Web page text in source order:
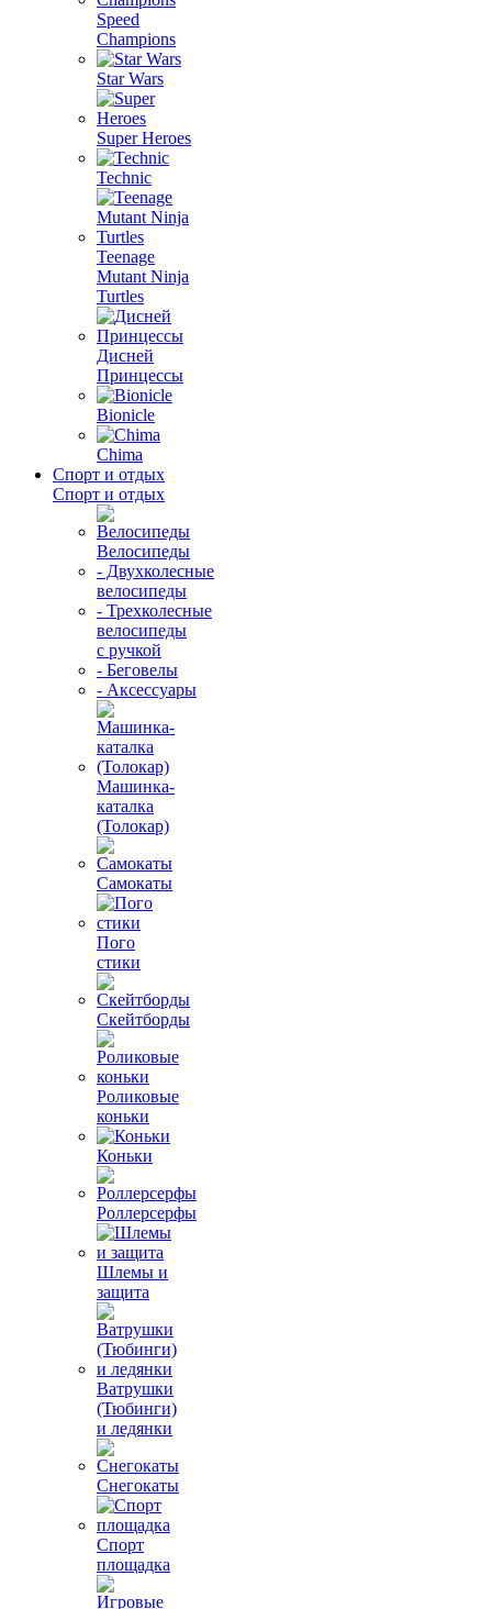
Speed
Champions
Star Wars
Super Heroes
Technic
Teenage
Mutant Ninja
Turtles
Дисней
Принцессы
Bionicle
Chima
Спорт и отдых
Спорт и отдых
Велосипеды
- Двухколесные
велосипеды
- Трехколесные
велосипеды
с ручкой
- Беговелы
- Аксессуары
Машинка-
каталка
(Толокар)
Самокаты
Пого
стики
Скейтборды
Роликовые
коньки
Коньки
Роллерсерфы
Шлемы и
защита
Ватрушки
(Тюбинги)
и ледянки
Снегокаты
Спорт
площадка